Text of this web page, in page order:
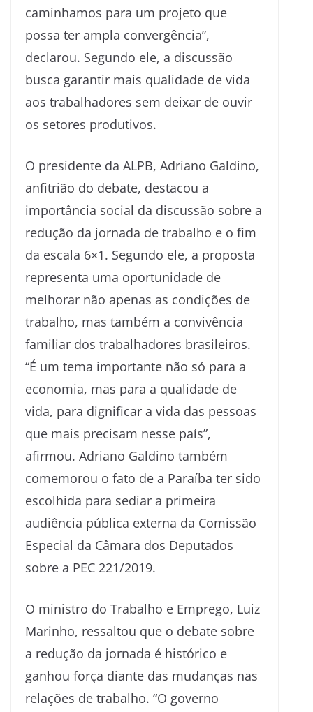
caminhamos para um projeto que
possa ter ampla convergência”,
declarou. Segundo ele, a discussão
busca garantir mais qualidade de vida
aos trabalhadores sem deixar de ouvir
os setores produtivos.
O presidente da ALPB, Adriano Galdino,
anfitrião do debate, destacou a
importância social da discussão sobre a
redução da jornada de trabalho e o fim
da escala 6×1. Segundo ele, a proposta
representa uma oportunidade de
melhorar não apenas as condições de
trabalho, mas também a convivência
familiar dos trabalhadores brasileiros.
“É um tema importante não só para a
economia, mas para a qualidade de
vida, para dignificar a vida das pessoas
que mais precisam nesse país”,
afirmou. Adriano Galdino também
comemorou o fato de a Paraíba ter sido
escolhida para sediar a primeira
audiência pública externa da Comissão
Especial da Câmara dos Deputados
sobre a PEC 221/2019.
O ministro do Trabalho e Emprego, Luiz
Marinho, ressaltou que o debate sobre
a redução da jornada é histórico e
ganhou força diante das mudanças nas
relações de trabalho. “O governo